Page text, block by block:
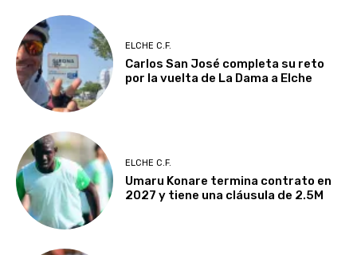
ELCHE C.F.
Carlos San José completa su reto
por la vuelta de La Dama a Elche
ELCHE C.F.
Umaru Konare termina contrato en
2027 y tiene una cláusula de 2.5M